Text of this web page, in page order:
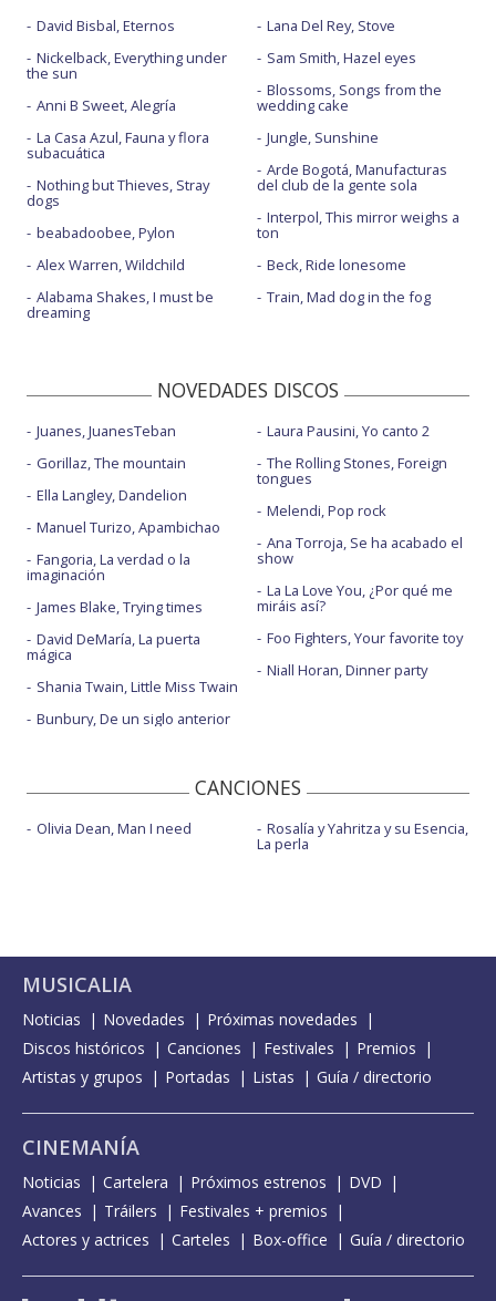
David Bisbal, Eternos
Nickelback, Everything under
the sun
Anni B Sweet, Alegría
La Casa Azul, Fauna y flora
subacuática
Nothing but Thieves, Stray
dogs
beabadoobee, Pylon
Alex Warren, Wildchild
Alabama Shakes, I must be
dreaming
Lana Del Rey, Stove
Sam Smith, Hazel eyes
Blossoms, Songs from the
wedding cake
Jungle, Sunshine
Arde Bogotá, Manufacturas
del club de la gente sola
Interpol, This mirror weighs a
ton
Beck, Ride lonesome
Train, Mad dog in the fog
NOVEDADES DISCOS
Juanes, JuanesTeban
Gorillaz, The mountain
Ella Langley, Dandelion
Manuel Turizo, Apambichao
Fangoria, La verdad o la
imaginación
James Blake, Trying times
David DeMaría, La puerta
mágica
Shania Twain, Little Miss Twain
Bunbury, De un siglo anterior
Laura Pausini, Yo canto 2
The Rolling Stones, Foreign
tongues
Melendi, Pop rock
Ana Torroja, Se ha acabado el
show
La La Love You, ¿Por qué me
miráis así?
Foo Fighters, Your favorite toy
Niall Horan, Dinner party
CANCIONES
Olivia Dean, Man I need Rosalía y Yahritza y su Esencia,
La perla
MUSICALIA
Noticias Novedades
Próximas novedades
Discos históricos
Canciones Festivales
Premios
Artistas y grupos
Portadas Listas Guía / directorio
CINEMANÍA
Noticias Cartelera Próximos estrenos
DVD
Avances
Tráilers
Festivales + premios
Actores y actrices
Carteles Box-office Guía / directorio